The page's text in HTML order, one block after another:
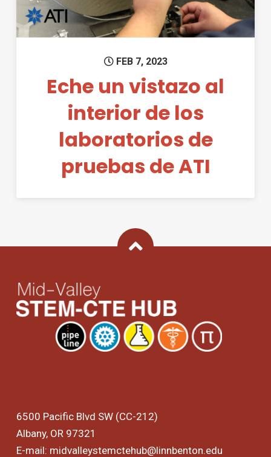
FEB 7, 2023
Eche un vistazo al
interior de los
laboratorios de
pruebas de ATI
Back To Top
6500 Pacific Blvd SW (CC-212)
Albany, OR 97321
E-mail: midvalleystemctehub@linnbenton.edu